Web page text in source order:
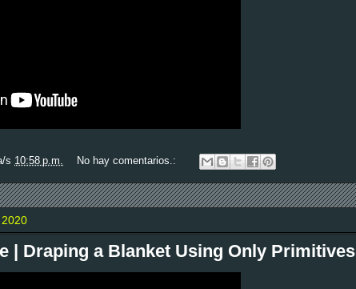
s 10:58 p.m. No hay comentarios.:
| Draping a Blanket Using Only Primitives